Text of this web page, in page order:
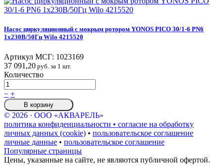
Насос циркуляционный с мокрым ротором YONOS PICO 30/1-6 PN6
1х230В/50Гц Wilo 4215520
Артикул МСГ: 1023169
37 091,20 руб. за 1 шт.
Количество
− +
В корзину
© 2026 · ООО «АКВАРЕЛЬ»
политика конфиденциальности • согласие на обработку
личных данных (cookie) • пользовательское соглашение
личные данные • пользовательское соглашение
Популярные страницы
Цены, указанные на сайте, не являются публичной офертой.